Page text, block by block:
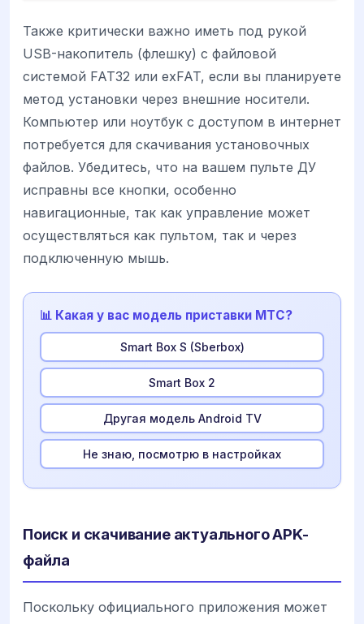
Также критически важно иметь под рукой
USB-накопитель (флешку) с файловой
системой FAT32 или exFAT, если вы планируете
метод установки через внешние носители.
Компьютер или ноутбук с доступом в интернет
потребуется для скачивания установочных
файлов. Убедитесь, что на вашем пульте ДУ
исправны все кнопки, особенно
навигационные, так как управление может
осуществляться как пультом, так и через
подключенную мышь.
📊 Какая у вас модель приставки МТС?
Smart Box S (Sberbox)
Smart Box 2
Другая модель Android TV
Не знаю, посмотрю в настройках
Поиск и скачивание актуального APK-
файла
Поскольку официального приложения может